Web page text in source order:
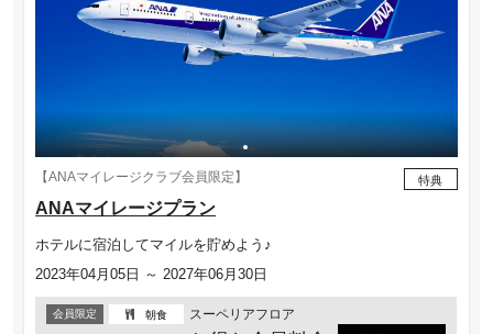
【ANAマイレージクラブ会員限定】
ANAマイレージプラン
特典
ホテルに宿泊してマイルを貯めよう♪
2023年04月05日 ～ 2027年06月30日
会員限定 朝食 スーペリアフロア